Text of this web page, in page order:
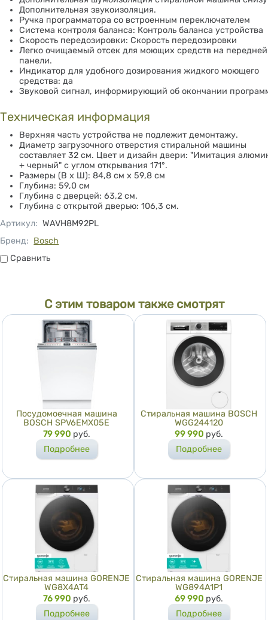
Дополнительная звукоизоляция.
Ручка программатора со встроенным переключателем
Система контроля баланса: Контроль баланса устройства
Скорость передозировки: Скорость передозировки
Легко очищаемый отсек для моющих средств на передней
панели.
Индикатор для удобного дозирования жидкого моющего
средства: да
Звуковой сигнал, информирующий об окончании
Техническая информация
Верхняя часть устройства не подлежит демонтажу.
Диаметр загрузочного отверстия стиральной машины
составляет 32 см. Цвет и дизайн двери: "Имитация
+ черный" с углом открывания 171°.
Размеры (В х Ш): 84,8 см х 59,8 см
Глубина: 59,0 см
Глубина с дверцей: 63,2 см.
Глубина с открытой дверью: 106,3 см.
Артикул: WAVH8M92PL
Бренд: Bosch
СравнитьСравнить
С этим товаром также смотрят
Посудомоечная машина
BOSCH SPV6EMX05E
Цена
79 990 руб.
Подробнее
Стиральная машина BOSCH
WGG244120
Цена
99 990 руб.
Подробнее
Стиральная машина GORENJE
WG8X4AT4
Цена
76 990 руб.
Подробнее
Стиральная машина GORENJE
WG894A1P1
Цена
69 990 руб.
Подробнее